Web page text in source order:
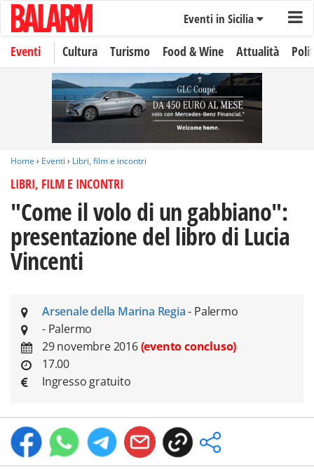
Eventi in Sicilia
Eventi Cultura Turismo Food & Wine Attualità
Home › Eventi › Libri, film e incontri
LIBRI, FILM E INCONTRI
"Come il volo di un gabbiano":
presentazione del libro di Lucia
Vincenti
Arsenale della Marina Regia- Palermo
- Palermo
29 novembre 2016(evento concluso)
17.00
Ingresso gratuito